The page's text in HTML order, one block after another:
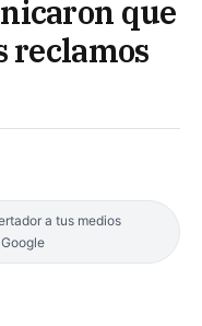
que
reclamos
a tus medios